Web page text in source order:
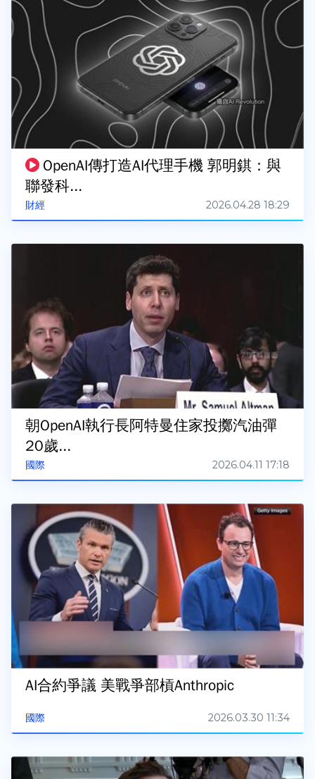
財經
OpenAI傳打造AI代理手機 郭明錤：與
聯發科...
2026.04.28 18:29
國際
朝OpenAI執行長阿特曼住家投擲汽油彈
20歲...
2026.04.11 17:18
國際
AI合約爭議 美戰爭部槓Anthropic
2026.03.30 11:34